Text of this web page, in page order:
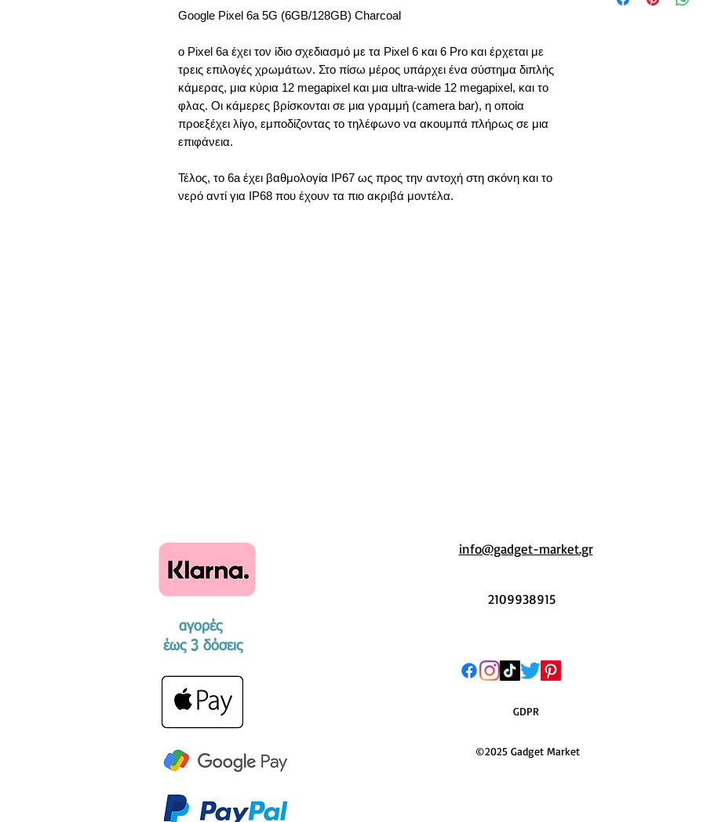
Google Pixel 6a 5G (6GB/128GB) Charcoal
ο Pixel 6a έχει τον ίδιο σχεδιασμό με τα Pixel 6 και 6 Pro και έρχεται με
τρεις επιλογές χρωμάτων. Στο πίσω μέρος υπάρχει ένα σύστημα διπλής
κάμερας, μια κύρια 12 megapixel και μια ultra-wide 12 megapixel, και το
φλας. Οι κάμερες βρίσκονται σε μια γραμμή (camera bar), η οποία
προεξέχει λίγο, εμποδίζοντας το τηλέφωνο να ακουμπά πλήρως σε μια
επιφάνεια.
Τέλος, το 6a έχει βαθμολογία IP67 ως προς την αντοχή στη σκόνη και το
νερό αντί για IP68 που έχουν τα πιο ακριβά μοντέλα.
αγορές
​έως 3 δόσεις
info@gadget-market.gr
2109938915
GDPR
©2025 Gadget Market